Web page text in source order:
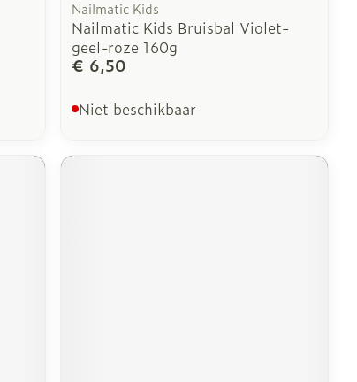
Nailmatic Kids
Nailmatic Kids Bruisbal Violet-
geel-roze 160g
€ 6,50
Niet beschikbaar